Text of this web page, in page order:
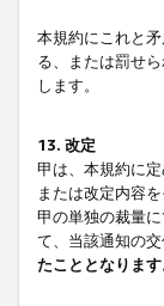
本規約にこれと
る、または罰せ
します。
13. 改定
甲は、本規約に
または改定内容
甲の単独の裁量
て、当該通知の
たこととなりま